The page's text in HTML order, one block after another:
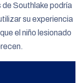
Southlake podría
su experiencia
el niño lesionado